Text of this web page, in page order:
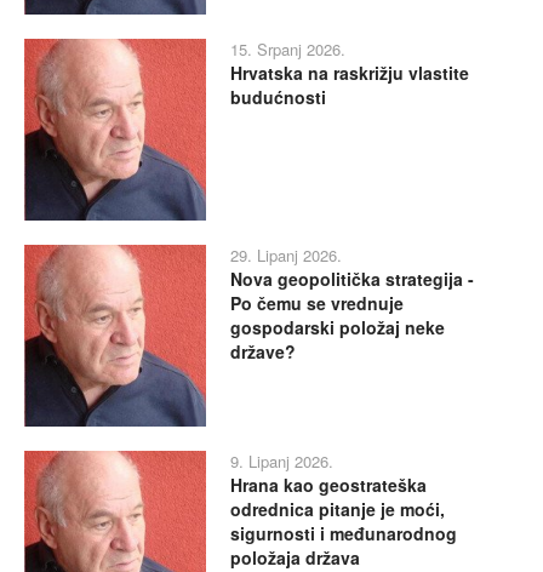
15. Srpanj 2026.
Hrvatska na raskrižju vlastite
budućnosti
29. Lipanj 2026.
Nova geopolitička strategija -
Po čemu se vrednuje
gospodarski položaj neke
države?
9. Lipanj 2026.
Hrana kao geostrateška
odrednica pitanje je moći,
sigurnosti i međunarodnog
položaja država